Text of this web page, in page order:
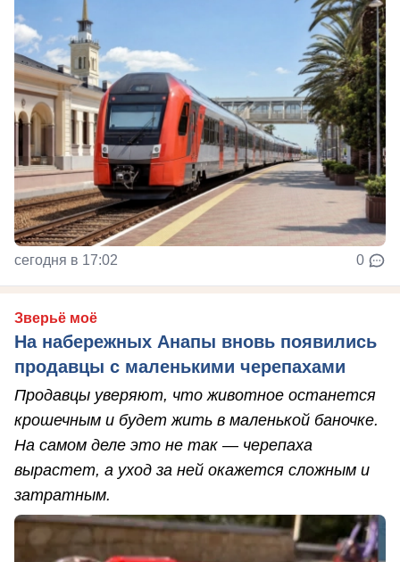
сегодня в 17:02 0
Зверьё моё
На набережных Анапы вновь появились
продавцы с маленькими черепахами
Продавцы уверяют, что животное останется
крошечным и будет жить в маленькой баночке.
На самом деле это не так — черепаха
вырастет, а уход за ней окажется сложным и
затратным.